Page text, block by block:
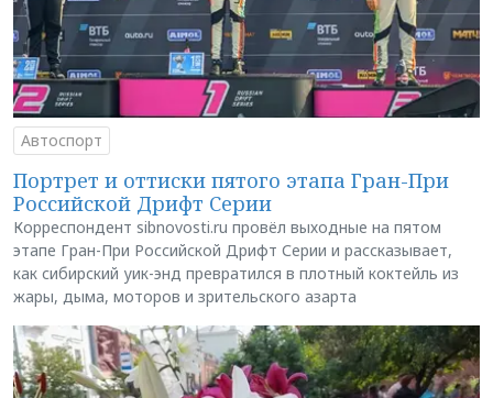
Автоспорт
Портрет и оттиски пятого этапа Гран-При
Российской Дрифт Серии
Корреспондент sibnovosti.ru провёл выходные на пятом
этапе Гран-При Российской Дрифт Серии и рассказывает,
как сибирский уик-энд превратился в плотный коктейль из
жары, дыма, моторов и зрительского азарта